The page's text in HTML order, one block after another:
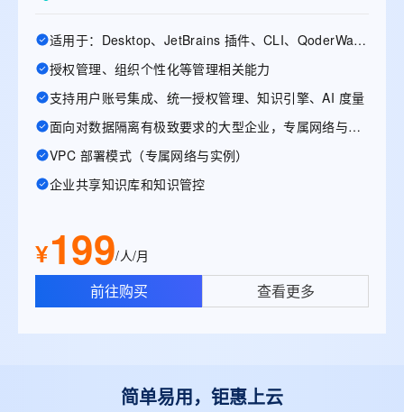
适用于：Desktop、JetBrains 插件、CLI、QoderWake、Mobile
授权管理、组织个性化等管理相关能力
支持用户账号集成、统一授权管理、知识引擎、AI 度量
面向对数据隔离有极致要求的大型企业，专属网络与实例
VPC 部署模式（专属网络与实例）
企业共享知识库和知识管控
¥199/人/月
前往购买 查看更多
简单易用，钜惠上云